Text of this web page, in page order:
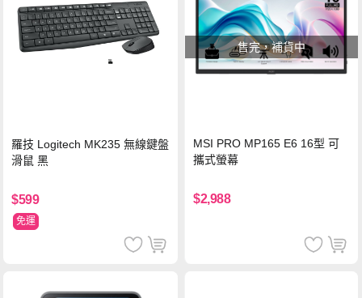
羅技 Logitech MK235 無線鍵盤
滑鼠 黑
$599
免運
售完，補貨中
MSI PRO MP165 E6 16型 可
攜式螢幕
$2,988